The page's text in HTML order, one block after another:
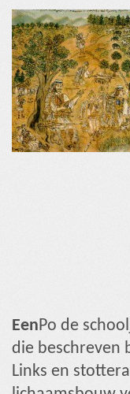
EenPo de
die beschreven
Links en